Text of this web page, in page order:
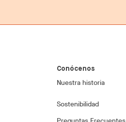
Conócenos
Nuestra historia
Sostenibilidad